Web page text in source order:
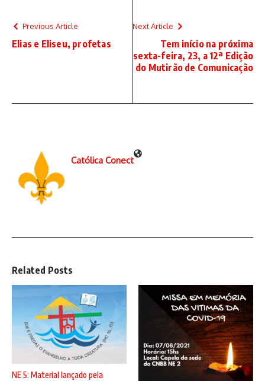
Previous Article
Elias e Eliseu, profetas
Next Article
Tem início na próxima
sexta-feira, 23, a 12ª Edição
do Mutirão de Comunicação
Católica Conect
Related Posts
NE 5: Material lançado pela